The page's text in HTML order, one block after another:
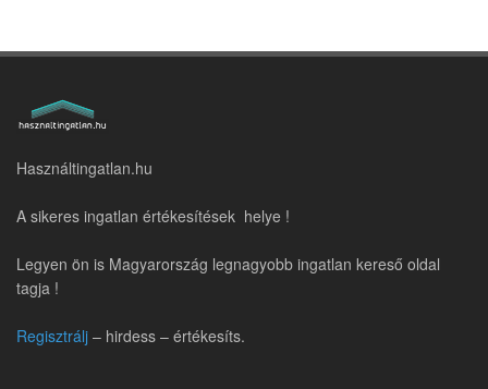
Használtingatlan.hu
A sikeres ingatlan értékesítések helye !
Legyen ön is Magyarország legnagyobb ingatlan kereső oldal
tagja !
Regisztrálj – hirdess – értékesíts.